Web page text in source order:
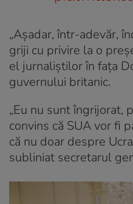
„Aşadar, într-adevăr,
griji cu privire la o
el jurnaliştilor în faţa
guvernului britanic.
„Eu nu sunt îngrijorat,
convins că SUA vor fi
că nu doar despre
subliniat secretarul